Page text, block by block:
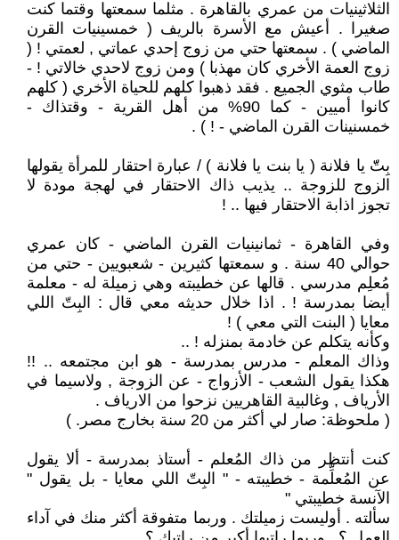
الثلاثينيات من عمري بالقاهرة . مثلما سمعتها وقتما كنت
صغيرا . أعيش مع الأسرة بالريف ( خمسينيات القرن
الماضي ) . سمعتها حتي من زوج إحدي عماتي , لعمتي ! (
زوج العمة الأخري كان مهذبا ) ومن زوج لاحدي خالاتي ! -
طاب مثوي الجميع . فقد ذهبوا كلهم للحياة الأخري ( كلهم
كانوا أميين - كما 90% من أهل القرية - وقتذاك -
خمسنينات القرن الماضي - ! ) .
بِتّّ يا فلانة ( يا بنت يا فلانة ) / عبارة احتقار للمرأة يقولها
الزوج للزوجة .. يذيب ذاك الاحتقار في لهجة مودة لا
تجوز اذابة الاحتقار فيها .. !
وفي القاهرة - ثمانينيات القرن الماضي - كان عمري
حوالي 40 سنة . و سمعتها كثيرين - شعبويين - حتي من
مُعلِم مدرسي . قالها عن خطيبته وهي زميلة له - معلمة
أيضا بمدرسة ! . اذا خلال حديثه معي قال : البِتّ اللي
معايا ( البنت التي معي ) !
وكأنه يتكلم عن خادمة بمنزله ! ..
وذاك المعلم - مدرس بمدرسة - هو ابن مجتمعه .. !!
هكذا يقول الشعب - الأزواج - عن الزوجة , ولاسيما في
الأرياف , وغالبية القاهريين نزحوا من الارياف .
( ملحوظة: صار لي أكثر من 20 سنة بخارج مصر. )
كنت أنتظر من ذاك المُعلم - أستاذ بمدرسة - ألا يقول
عن المُعلِّمة - خطيبته - " البِتّ اللي معايا - بل يقول "
الآنسة خطيبتي "
سألته . أوليست زميلتك . وربما متفوقة أكثر منك في آداء